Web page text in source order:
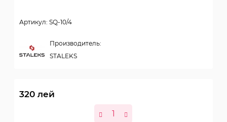
Артикул: SQ-10/4
Производитель:
STALEKS
320 лей